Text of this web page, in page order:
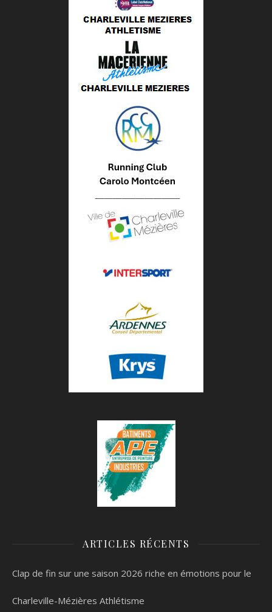
ARTICLES RÉCENTS
Clap de fin sur une saison 2026 riche en émotions pour le
Charleville-Mézières Athlétisme